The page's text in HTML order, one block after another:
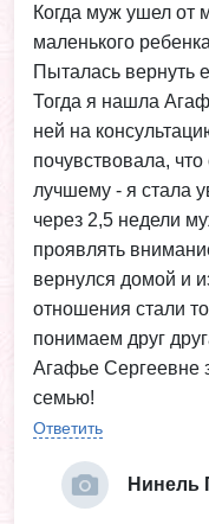
Когда муж ушел от
маленького
Пыталась вернуть
Тогда я нашла
ней на
почувствовала,
лучшему - я стала
через 2,5 недели
проявлять
вернулся домой и
отношения стали
понимаем друг
Агафье Сергеевне
семью!
Ответить
Нинель